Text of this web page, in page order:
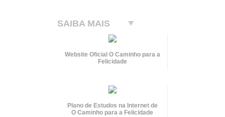
SAIBA MAIS
Website Oficial O Caminho para a
Felicidade
Plano de Estudos na Internet de
O Caminho para a Felicidade